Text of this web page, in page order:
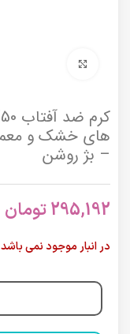
– بژ روشن
295,192تومان
در انبار موجود نمی باشد